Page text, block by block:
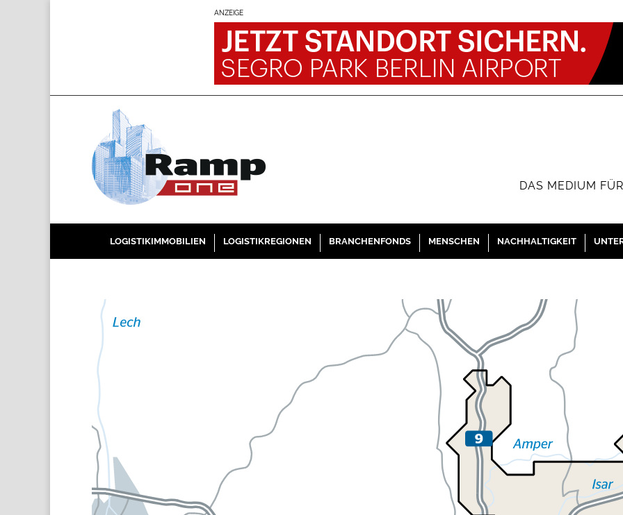
ANZEIGE
DAS MEDIUM
LOGISTIKIMMOBILIEN LOGISTIKREGIONEN BRANCHENFONDS MENSCHEN NACHHALTIGKEIT